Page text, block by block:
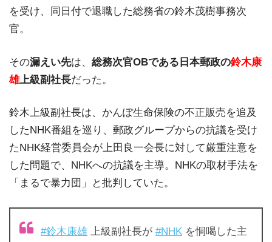
を受け、同日付で退職した総務省の鈴木茂樹事務次
官。
その漏えい先は、 総務次官OBである日本郵政の鈴木康
雄上級副社長だった。
鈴木上級副社長は、かんぽ生命保険の不正販売を追及
したNHK番組を巡り、郵政グループからの抗議を受け
たNHK経営委員会が上田良一会長に対して厳重注意を
した問題で、NHKへの抗議を主導。NHKの取材手法を
「まるで暴力団」と批判していた。
#鈴木康雄 上級副社長が #NHK を恫喝した主